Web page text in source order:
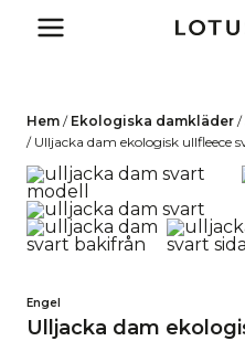
Hem / Ekologiska damkläder /
/ Ulljacka dam ekologisk ullfleece
Engel
Ulljacka dam